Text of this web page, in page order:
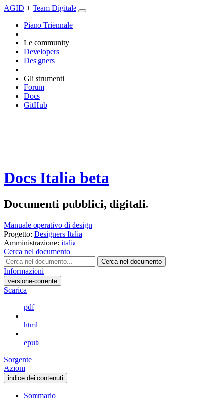
AGID + Team Digitale
Piano Triennale
Le community
Developers
Designers
Gli strumenti
Forum
Docs
GitHub
Docs Italia beta
Documenti pubblici, digitali.
Manuale operativo di design
Progetto: Designers Italia
Amministrazione: italia
Cerca nel documento
Cerca nel documento
Informazioni
versione-corrente
Scarica
pdf
html
epub
Sorgente
Azioni
indice dei contenuti
Sommario